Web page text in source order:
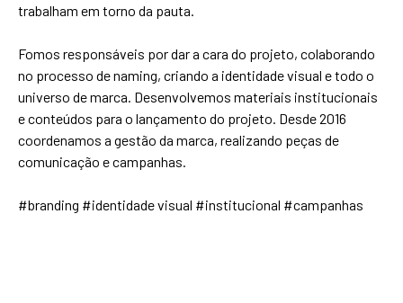
trabalham em torno da pauta.
Fomos responsáveis por dar a cara do projeto, colaborando
no processo de naming, criando a identidade visual e todo o
universo de marca. Desenvolvemos materiais institucionais
e conteúdos para o lançamento do projeto. Desde 2016
coordenamos a gestão da marca, realizando peças de
comunicação e campanhas.
#branding #identidade visual #institucional #campanhas